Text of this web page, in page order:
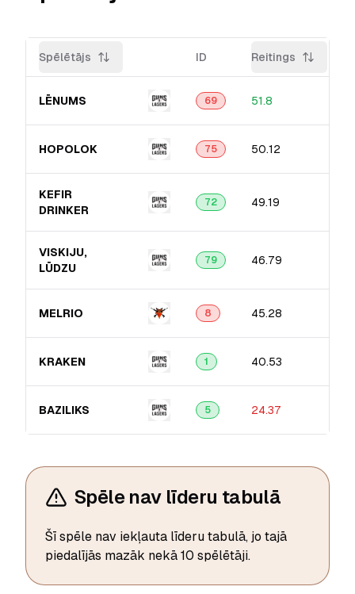
Spēlētājs ID Reitings
LĒNUMS 69 51.8
HOPOLOK 75 50.12
KEFIR
DRINKER
72 49.19
VISKIJU,
LŪDZU
79 46.79
MELRIO 8 45.28
KRAKEN 1 40.53
BAZILIKS 5 24.37
Spēle nav līderu tabulā
Šī spēle nav iekļauta līderu tabulā, jo tajā
piedalījās mazāk nekā 10 spēlētāji.